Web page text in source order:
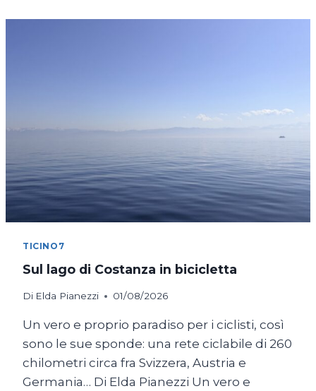
TICINO7
Sul lago di Costanza in bicicletta
Di Elda Pianezzi 01/08/2026
Un vero e proprio paradiso per i ciclisti, così
sono le sue sponde: una rete ciclabile di 260
chilometri circa fra Svizzera, Austria e
Germania… Di Elda Pianezzi Un vero e